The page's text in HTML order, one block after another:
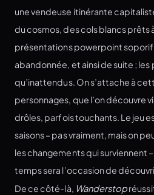
une vendeuse itinérante
du cosmos, des cols blancs prêts
présentations powerpoint
abandonnée, et ainsi de suite ; les
qu’inattendus. On s’attache à
personnages, que l’on découvre
drôles, parfois touchants. Le jeu
saisons – pas vraiment, mais on
les changements qui surviennent
temps sera l’occasion de
De ce côté-là, Wanderstop